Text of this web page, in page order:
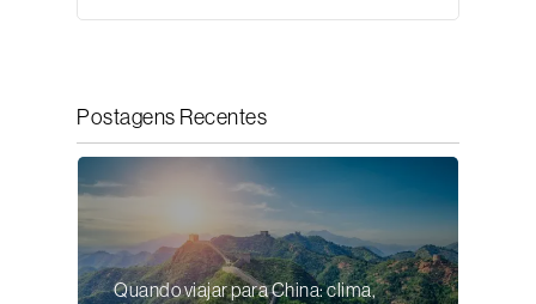
Postagens Recentes
Quando viajar para China: clima,